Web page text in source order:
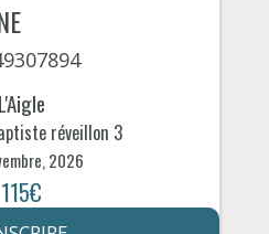
L'Aigle
réveillon 3
2026
115€